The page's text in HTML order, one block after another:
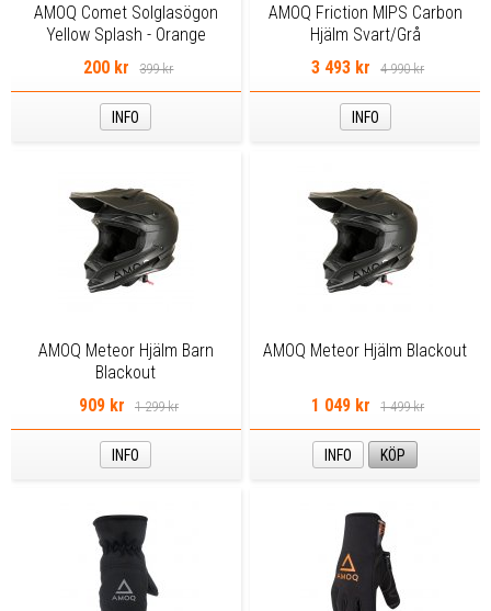
AMOQ Comet Solglasögon
Yellow Splash - Orange
Spegellins
200 kr 399 kr
INFO
AMOQ Friction MIPS Carbon
Hjälm Svart/Grå
3 493 kr
4 990 kr
INFO
AMOQ Meteor Hjälm Barn
Blackout
909 kr
1 299 kr
INFO
AMOQ Meteor Hjälm Blackout
1 049 kr 1 499 kr
INFO KÖP